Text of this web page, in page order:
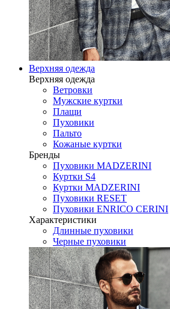
Верхняя одежда
Верхняя одежда
Ветровки
Мужские куртки
Плащи
Пуховики
Пальто
Кожаные куртки
Бренды
Пуховики MADZERINI
Куртки S4
Куртки MADZERINI
Пуховики RESET
Пуховики ENRICO CERINI
Характеристики
Длинные пуховики
Черные пуховики